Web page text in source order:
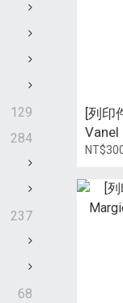
129
284
237
68
[列印
Vanel